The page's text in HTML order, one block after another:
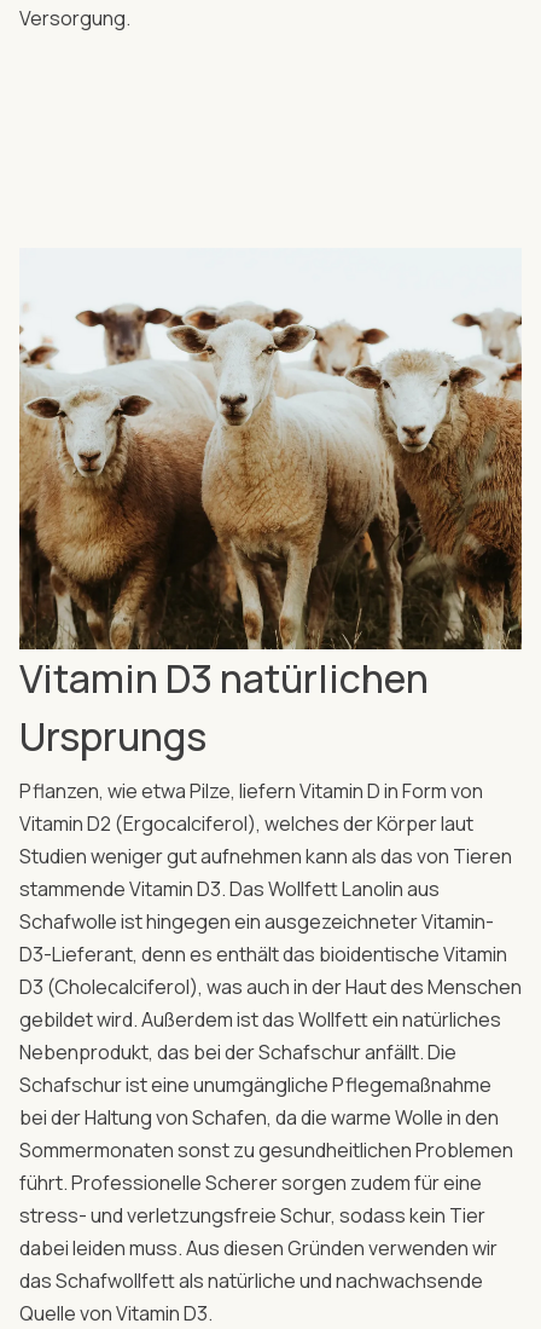
Versorgung.
Vitamin D3 natürlichen
Ursprungs
Pflanzen, wie etwa Pilze, liefern Vitamin D in Form von
Vitamin D2 (Ergocalciferol), welches der Körper laut
Studien weniger gut aufnehmen kann als das von Tieren
stammende Vitamin D3. Das Wollfett Lanolin aus
Schafwolle ist hingegen ein ausgezeichneter Vitamin-
D3-Lieferant, denn es enthält das bioidentische Vitamin
D3 (Cholecalciferol), was auch in der Haut des Menschen
gebildet wird. Außerdem ist das Wollfett ein natürliches
Nebenprodukt, das bei der Schafschur anfällt. Die
Schafschur ist eine unumgängliche Pflegemaßnahme
bei der Haltung von Schafen, da die warme Wolle in den
Sommermonaten sonst zu gesundheitlichen Problemen
führt. Professionelle Scherer sorgen zudem für eine
stress- und verletzungsfreie Schur, sodass kein Tier
dabei leiden muss. Aus diesen Gründen verwenden wir
das Schafwollfett als natürliche und nachwachsende
Quelle von Vitamin D3.